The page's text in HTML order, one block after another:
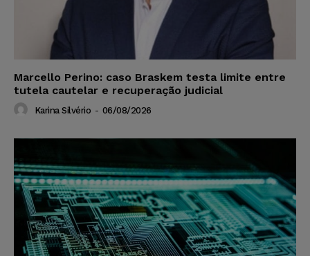
Marcello Perino: caso Braskem testa limite entre
tutela cautelar e recuperação judicial
Karina Silvério - 06/08/2026